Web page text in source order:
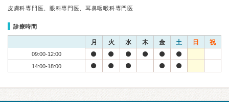
皮膚科専門医、眼科専門医、耳鼻咽喉科専門医
診療時間
月 火 水 木 金 土 日 祝
09:00-12:00
14:00-18:00